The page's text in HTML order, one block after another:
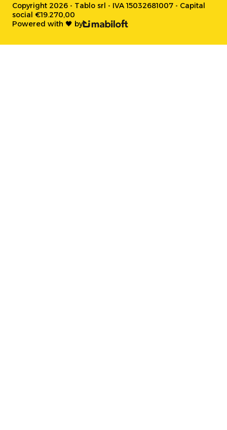
Copyright 2026 - Tablo srl - IVA 15032681007 - Capital
social €19.270,00
Powered with 🖤 by